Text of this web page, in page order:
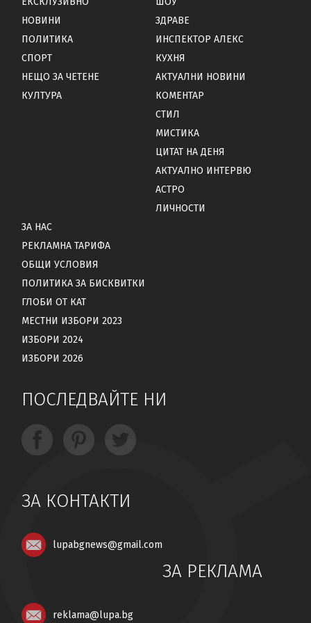
НОВИНИ
ПОЛИТИКА
СПОРТ
НЕЩО ЗА ЧЕТЕНЕ
КУЛТУРА
ЗДРАВЕ
ИНСПЕКТОР АЛЕКС
КУХНЯ
АКТУАЛНИ НОВИНИ
КОМЕНТАР
СТИЛ
МИСТИКА
ЦИТАТ НА ДЕНЯ
АКТУАЛНО ИНТЕРВЮ
АСТРО
ЛИЧНОСТИ
ЗА НАС
РЕКЛАМНА ТАРИФА
ОБЩИ УСЛОВИЯ
ПОЛИТИКА ЗА БИСКВИТКИ
ГЛОБИ ОТ КАТ
МЕСТНИ ИЗБОРИ 2023
ИЗБОРИ 2024
ИЗБОРИ 2026
ПОСЛЕДВАЙТЕ НИ
ЗА КОНТАКТИ
lupabgnews@gmail.com
ЗА РЕКЛАМА
reklama@lupa.bg